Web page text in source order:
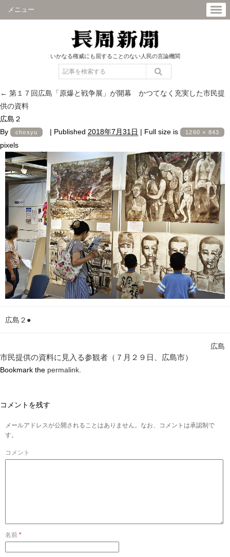
メニュー
いかなる権威にも屈することのない人民の言論機関
← 第１７回広島「原爆と戦争展」が開幕 かつてなく充実した市民提
供の資料
広島２
By
chosyu | Published 2018年7月31日 | Full size is 1260 × 843
pixels
広島２●
広島
市民提供の資料に見入る参観者（７月２９日、広島市）
Bookmark the permalink
コメントを残す
メールアドレスが公開されることはありません。なお、コメントは承認制で
す。
コメント
名前 *